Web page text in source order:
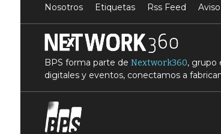
Nosotros Etiquetas Rss Feed
BPS forma parte de Nextwork360, grupo
digitales y eventos, conectamos a